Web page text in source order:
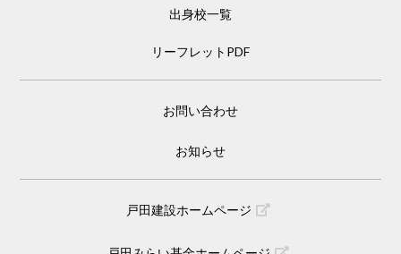
出身校一覧
リーフレットPDF
お問い合わせ
お知らせ
戸田建設ホームページ